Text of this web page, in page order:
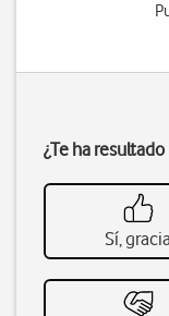
¿Te ha
Sí,